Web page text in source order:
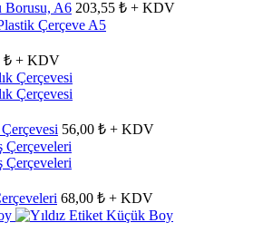
Borusu, A6 203,55 ₺ + KDV
₺ + KDV
56,00 ₺ + KDV
68,00 ₺ + KDV